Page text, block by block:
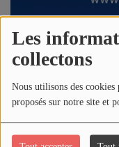
Les
collectons
Nous utilisons des
proposés sur notre site et
Écouter le podcast